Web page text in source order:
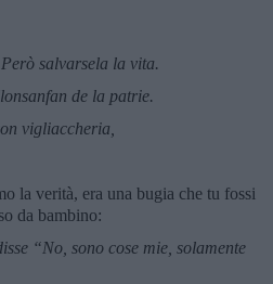
salvarsela la vita.
de la patrie.
vigliaccheria,
la verità, era una bugia che tu fossi
da bambino:
“No, sono cose mie, solamente